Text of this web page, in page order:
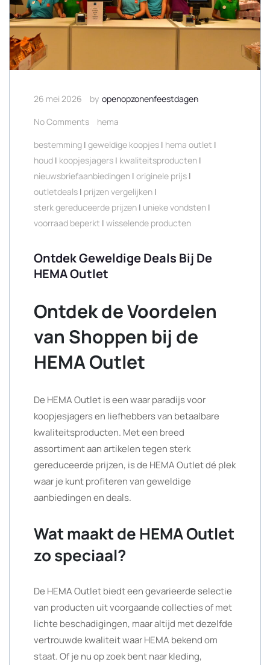
26 mei 2026 by openopzonenfeestdagen
No Comments
hema
bestemming | geweldige koopjes | hema outlet |
houd | koopjesjagers | kwaliteitsproducten |
nieuwsbriefaanbiedingen | originele prijs |
outletdeals | prijzen vergelijken |
sterk gereduceerde prijzen | unieke vondsten |
voorraad beperkt | wisselende producten
Ontdek Geweldige Deals Bij De
HEMA Outlet
Ontdek de Voordelen
van Shoppen bij de
HEMA Outlet
De HEMA Outlet is een waar paradijs voor
koopjesjagers en liefhebbers van betaalbare
kwaliteitsproducten. Met een breed
assortiment aan artikelen tegen sterk
gereduceerde prijzen, is de HEMA Outlet dé plek
waar je kunt profiteren van geweldige
aanbiedingen en deals.
Wat maakt de HEMA Outlet
zo speciaal?
De HEMA Outlet biedt een gevarieerde selectie
van producten uit voorgaande collecties of met
lichte beschadigingen, maar altijd met dezelfde
vertrouwde kwaliteit waar HEMA bekend om
staat. Of je nu op zoek bent naar kleding,